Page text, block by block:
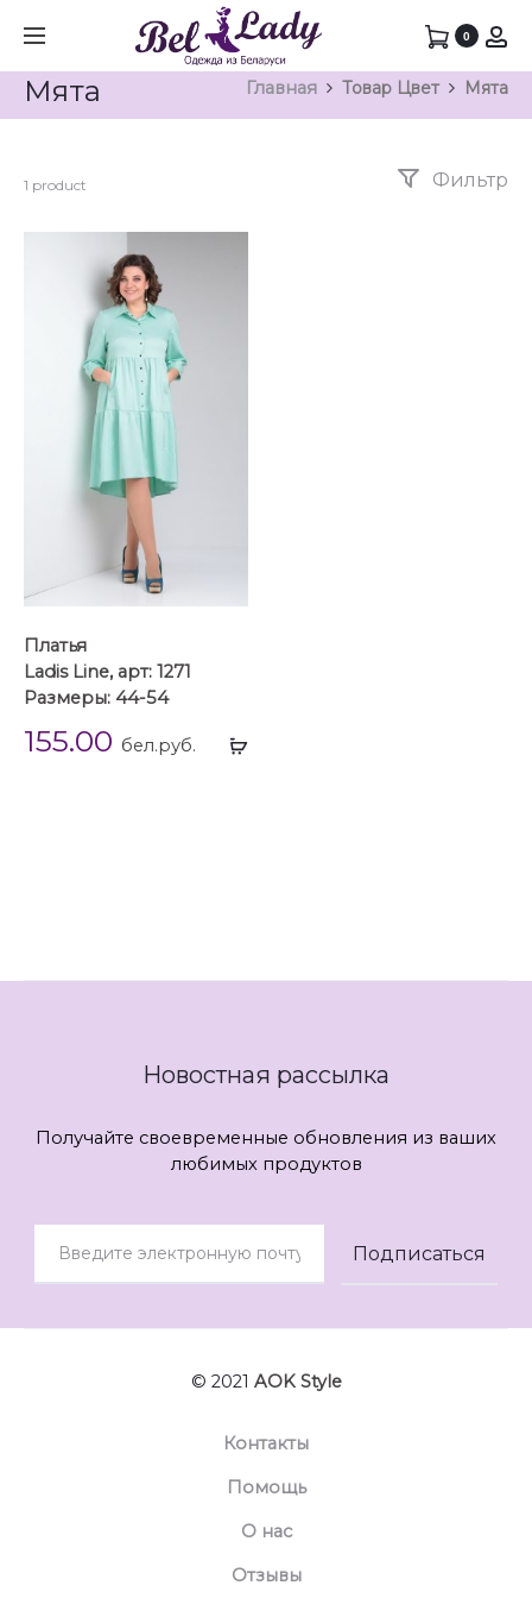
0
Мята Главная Товар Цвет Мята
1 product Фильтр
Выбрать
Платья
Ladis Line, арт: 1271
Размеры: 44-54
155.00 бел.руб.
Новостная рассылка
Получайте своевременные обновления из ваших
любимых продуктов
© 2021 AOK Style
Контакты
Помощь
О нас
Отзывы